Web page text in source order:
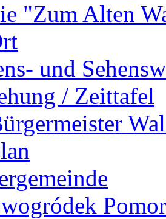
"Zum Alten
und
/ Zeittafel